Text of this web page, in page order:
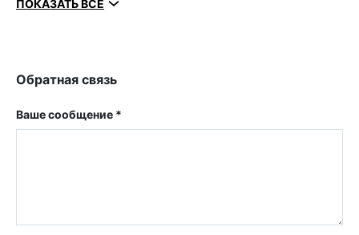
вопрос на адресinfo@prosoft.ru
ПОКАЗАТЬ ВСЕ
Обратная связь
Ваше сообщение *